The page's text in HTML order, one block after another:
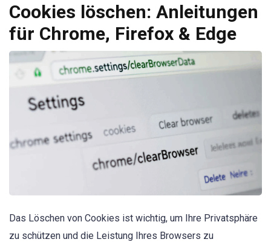
Cookies löschen: Anleitungen
für Chrome, Firefox & Edge
Das Löschen von Cookies ist wichtig, um Ihre Privatsphäre
zu schützen und die Leistung Ihres Browsers zu